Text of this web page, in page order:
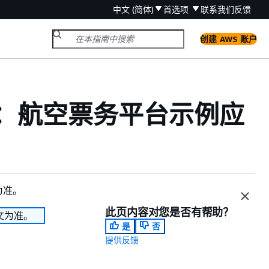
中文 (简体) 首选项 联系我们反馈
创建 AWS 账户
航空票务平台示例应
。
准。 此页内容对您是否有帮助？
是
否
提供反馈